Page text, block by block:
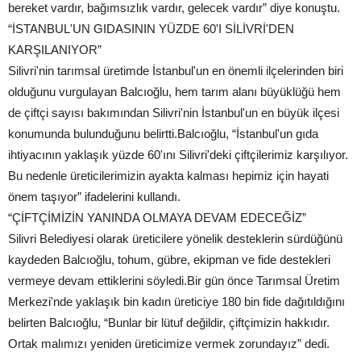
bereket vardır, bağımsızlık vardır, gelecek vardır” diye konuştu.
“İSTANBUL'UN GIDASININ YÜZDE 60'I SİLİVRİ'DEN
KARŞILANIYOR”
Silivri'nin tarımsal üretimde İstanbul'un en önemli ilçelerinden biri
olduğunu vurgulayan Balcıoğlu, hem tarım alanı büyüklüğü hem
de çiftçi sayısı bakımından Silivri'nin İstanbul'un en büyük ilçesi
konumunda bulunduğunu belirtti.Balcıoğlu, “İstanbul'un gıda
ihtiyacının yaklaşık yüzde 60'ını Silivri'deki çiftçilerimiz karşılıyor.
Bu nedenle üreticilerimizin ayakta kalması hepimiz için hayati
önem taşıyor” ifadelerini kullandı.
“ÇİFTÇİMİZİN YANINDA OLMAYA DEVAM EDECEĞİZ”
Silivri Belediyesi olarak üreticilere yönelik desteklerin sürdüğünü
kaydeden Balcıoğlu, tohum, gübre, ekipman ve fide destekleri
vermeye devam ettiklerini söyledi.Bir gün önce Tarımsal Üretim
Merkezi'nde yaklaşık bin kadın üreticiye 180 bin fide dağıtıldığını
belirten Balcıoğlu, “Bunlar bir lütuf değildir, çiftçimizin hakkıdır.
Ortak malımızı yeniden üreticimize vermek zorundayız” dedi.